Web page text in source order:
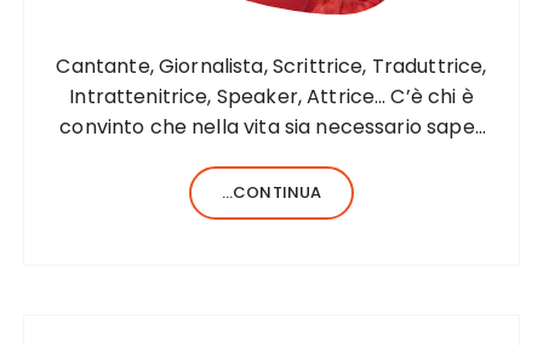
Cantante, Giornalista, Scrittrice, Traduttrice,
Intrattenitrice, Speaker, Attrice… C’è chi è
convinto che nella vita sia necessario saper
forse anche perché aiutato da una fortunata
formula del codice genetico, di cose ne…
...CONTINUA